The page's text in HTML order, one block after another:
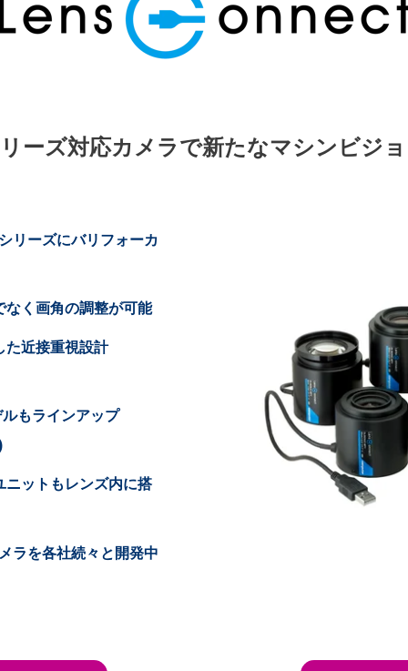
ーズ対応カメラで新たなマシンビジ
リーズにバリフォーカ
く画角の調整が可能
た近接重視設計
もラインアップ
ットもレンズ内に搭
ラを各社続々と開発中